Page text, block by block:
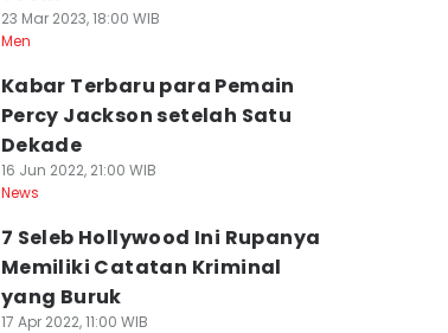
23 Mar 2023, 18:00 WIB
Men
Kabar Terbaru para Pemain
Percy Jackson setelah Satu
Dekade
16 Jun 2022, 21:00 WIB
News
7 Seleb Hollywood Ini Rupanya
Memiliki Catatan Kriminal
yang Buruk
17 Apr 2022, 11:00 WIB